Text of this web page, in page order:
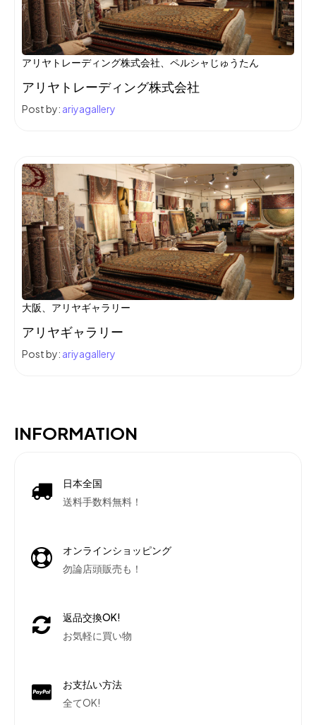
アリヤトレーディング株式会社、ペルシャじゅうたん
アリヤトレーディング株式会社
Post by: ariyagallery
大阪、アリヤギャラリー
アリヤギャラリー
Post by: ariyagallery
INFORMATION
日本全国
送料手数料無料！
オンラインショッピング
勿論店頭販売も！
返品交換OK!
お気軽に買い物
お支払い方法
全てOK!